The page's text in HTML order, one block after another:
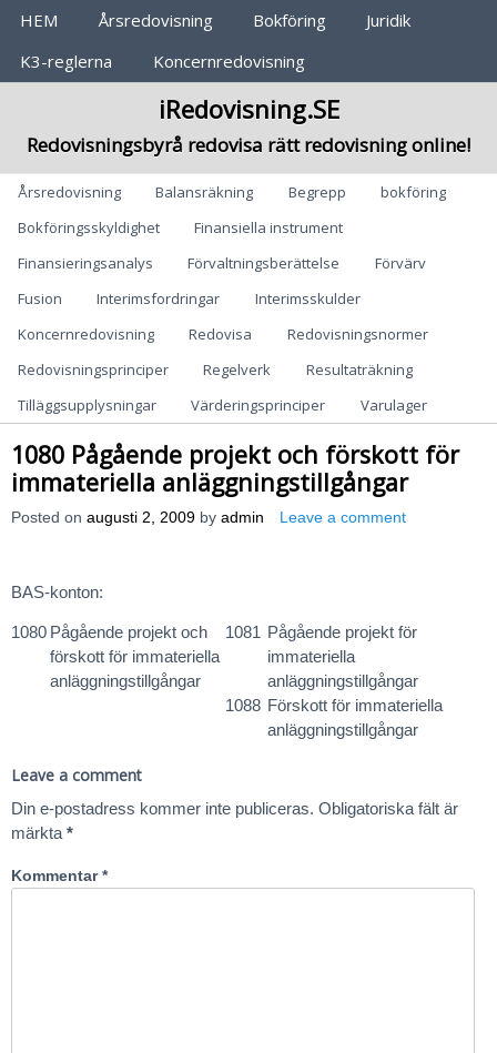
Huvudmeny
HEM Årsredovisning Bokföring
Juridik
K3-reglerna
Koncernredovisning
iRedovisning.SE
Redovisningsbyrå redovisa rätt redovisning online!
Categories
Årsredovisning Balansräkning Begrepp
bokföring
Bokföringsskyldighet
Finansiella instrument
Finansieringsanalys
Förvaltningsberättelse
Förvärv
Fusion
Interimsfordringar
Interimsskulder
Koncernredovisning
Redovisa
Redovisningsnormer
Redovisningsprinciper
Regelverk
Resultaträkning
Tilläggsupplysningar
Värderingsprinciper Varulager
1080 Pågående projekt och förskott för
immateriella anläggningstillgångar
Posted on augusti 2, 2009 by admin Leave a comment
BAS-konton:
1080 Pågående projekt och
förskott för immateriella
anläggningstillgångar
1081 Pågående projekt för
immateriella
anläggningstillgångar
1088 Förskott för immateriella
anläggningstillgångar
Leave a comment
Din e-postadress kommer inte publiceras. Obligatoriska fält är
märkta*
Kommentar *